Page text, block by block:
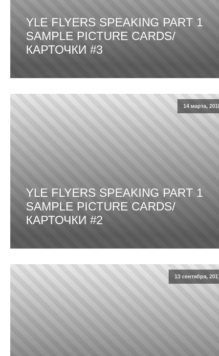
YLE FLYERS SPEAKING PART 1
SAMPLE PICTURE CARDS/
КАРТОЧКИ #3
14 марта,
YLE FLYERS SPEAKING PART 1
SAMPLE PICTURE CARDS/
КАРТОЧКИ #2
13 сентября,